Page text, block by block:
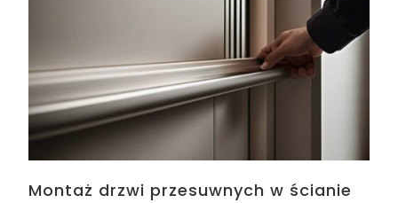
Montaż drzwi przesuwnych w ścianie